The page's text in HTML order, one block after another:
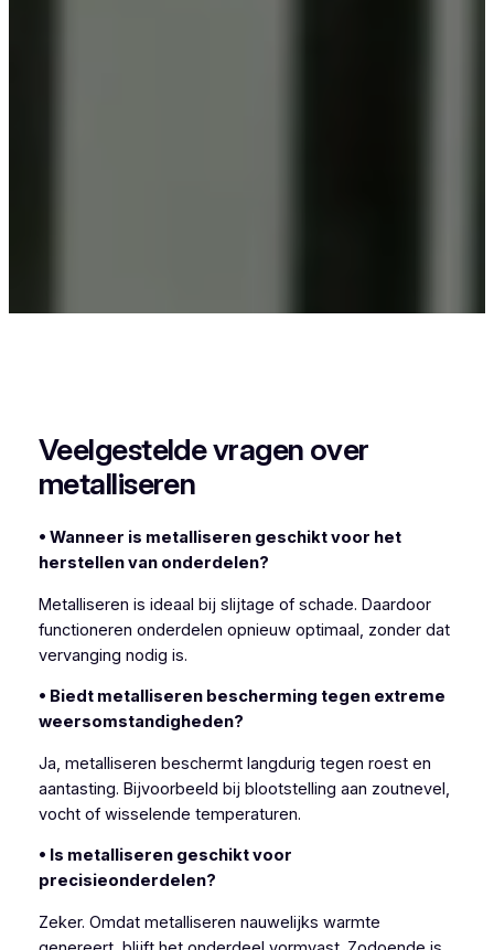
Veelgestelde vragen over
metalliseren
• Wanneer is metalliseren geschikt voor het
herstellen van onderdelen?
Metalliseren is ideaal bij slijtage of schade. Daardoor
functioneren onderdelen opnieuw optimaal, zonder dat
vervanging nodig is.
• Biedt metalliseren bescherming tegen extreme
weersomstandigheden?
Ja, metalliseren beschermt langdurig tegen roest en
aantasting. Bijvoorbeeld bij blootstelling aan zoutnevel,
vocht of wisselende temperaturen.
• Is metalliseren geschikt voor
precisieonderdelen?
Zeker. Omdat metalliseren nauwelijks warmte